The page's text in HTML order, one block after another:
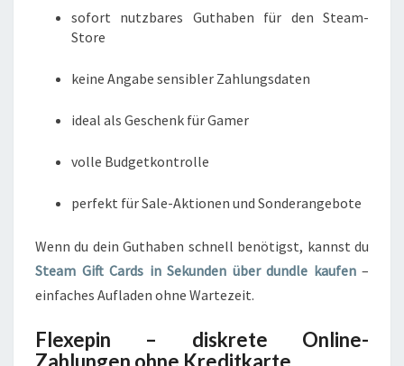
sofort nutzbares Guthaben für den Steam-
Store
keine Angabe sensibler Zahlungsdaten
ideal als Geschenk für Gamer
volle Budgetkontrolle
perfekt für Sale-Aktionen und Sonderangebote
Wenn du dein Guthaben schnell benötigst, kannst du
Steam Gift Cards in Sekunden über dundle kaufen–
einfaches Aufladen ohne Wartezeit.
Flexepin – diskrete Online-
Zahlungen ohne Kreditkarte